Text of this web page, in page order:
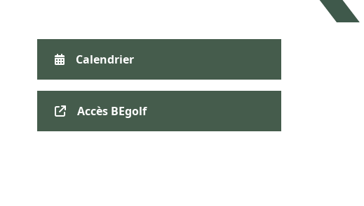
Calendrier
Accès BEgolf